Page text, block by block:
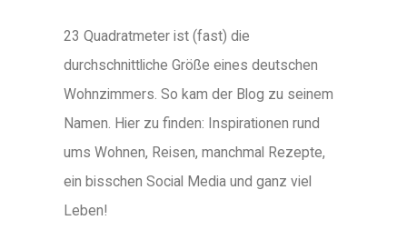
23 Quadratmeter ist (fast) die
durchschnittliche Größe eines deutschen
Wohnzimmers. So kam der Blog zu seinem
Namen. Hier zu finden: Inspirationen rund
ums Wohnen, Reisen, manchmal Rezepte,
ein bisschen Social Media und ganz viel
Leben!